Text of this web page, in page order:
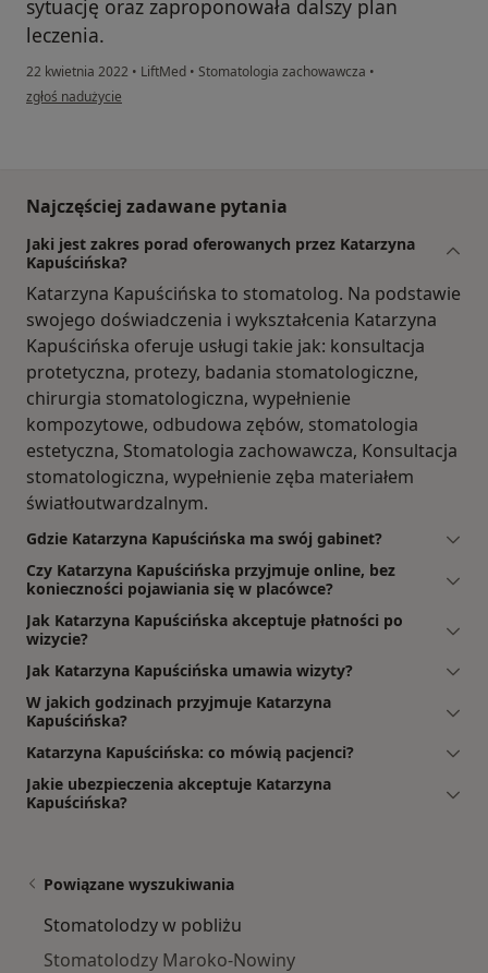
sytuację oraz zaproponowała dalszy plan
leczenia.
22 kwietnia 2022 • LiftMed • Stomatologia zachowawcza •
w opinii użytkownika Miłosz
zgłoś nadużycie
Najczęściej zadawane pytania
Jaki jest zakres porad oferowanych przez Katarzyna
Kapuścińska?
Katarzyna Kapuścińska to stomatolog. Na podstawie
swojego doświadczenia i wykształcenia Katarzyna
Kapuścińska oferuje usługi takie jak: konsultacja
protetyczna, protezy, badania stomatologiczne,
chirurgia stomatologiczna, wypełnienie
kompozytowe, odbudowa zębów, stomatologia
estetyczna, Stomatologia zachowawcza, Konsultacja
stomatologiczna, wypełnienie zęba materiałem
światłoutwardzalnym.
Gdzie Katarzyna Kapuścińska ma swój gabinet?
Czy Katarzyna Kapuścińska przyjmuje online, bez
konieczności pojawiania się w placówce?
Jak Katarzyna Kapuścińska akceptuje płatności po
wizycie?
Jak Katarzyna Kapuścińska umawia wizyty?
W jakich godzinach przyjmuje Katarzyna
Kapuścińska?
Katarzyna Kapuścińska: co mówią pacjenci?
Jakie ubezpieczenia akceptuje Katarzyna
Kapuścińska?
Powiązane wyszukiwania
Stomatolodzy w pobliżu
Stomatolodzy Maroko-Nowiny